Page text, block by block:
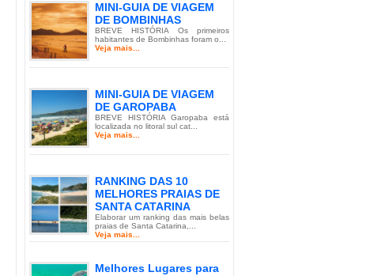
MINI-GUIA DE VIAGEM
DE BOMBINHAS
BREVE HISTÓRIA Os primeiros
habitantes de Bombinhas foram o...
Veja mais...
MINI-GUIA DE VIAGEM
DE GAROPABA
BREVE HISTÓRIA Garopaba está
localizada no litoral sul cat...
Veja mais...
RANKING DAS 10
MELHORES PRAIAS DE
SANTA CATARINA
Elaborar um ranking das mais belas
praias de Santa Catarina,...
Veja mais...
Melhores Lugares para